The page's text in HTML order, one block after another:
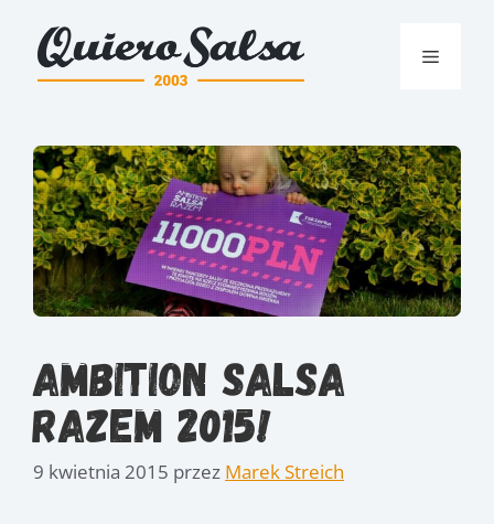
treści
Menu
Ambition Salsa
Razem 2015!
9 kwietnia 2015 przez Marek Streich